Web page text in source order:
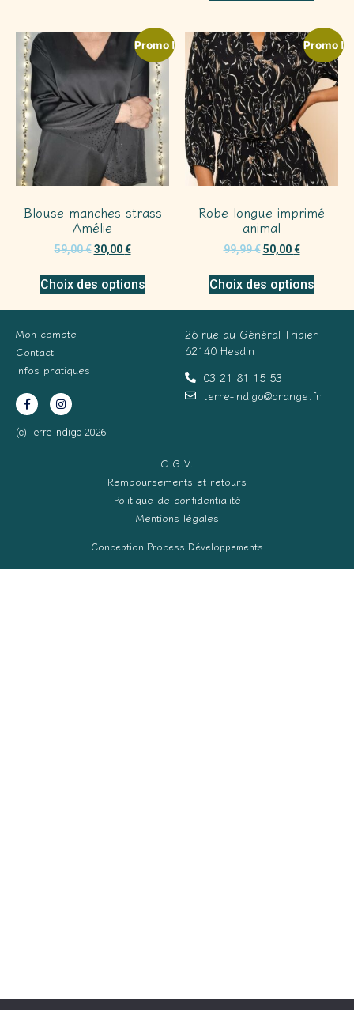
Promo !
Blouse manches strass
Amélie
59,00€ 30,00€
Choix des options
Promo !
Robe longue imprimé
animal
99,99€ 50,00€
Choix des options
Mon compte
Contact
Infos pratiques
(c) Terre Indigo 2026
26 rue du Général Tripier
62140 Hesdin
03 21 81 15 53
terre-indigo@orange.fr
C.G.V.
Remboursements et retours
Politique de confidentialité
Mentions légales
Conception Process Développements